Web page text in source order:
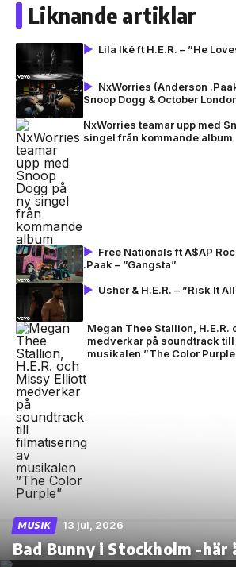
Liknande artiklar
Lila Iké ft H.E.R. – ”He
NxWorries (Anderson
Snoop Dogg & October
NxWorries teamar upp med
singel från kommande album
Free Nationals ft A$AP
.Paak – ”Gangsta”
Usher & H.E.R. – ”Risk It
Megan Thee Stallion, H.E.R.
medverkar på soundtrack
musikalen ”The Color
MUSIK 13 jul, 2026
Bad Bunny i Stockholm -här